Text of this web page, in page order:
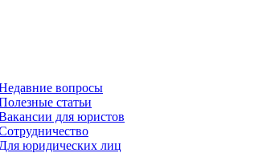
вопросы
статьи
для юристов
Для юридических лиц